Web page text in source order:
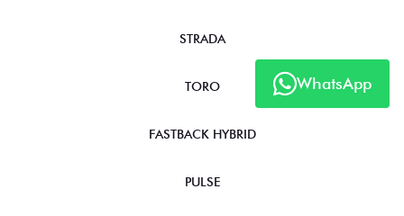
WhatsApp
STRADA
TORO
FASTBACK HYBRID
PULSE